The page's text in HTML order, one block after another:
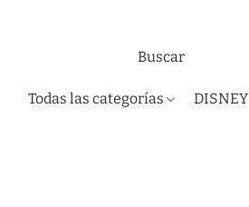
Todas las categorías DISNEY